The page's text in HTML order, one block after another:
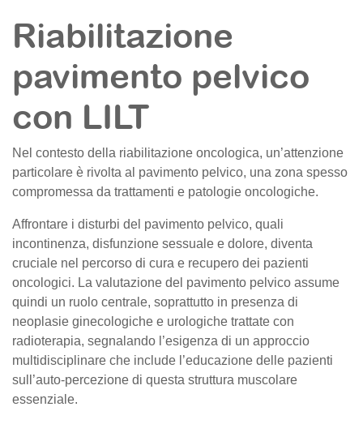
Riabilitazione
pavimento pelvico
con LILT
Nel contesto della riabilitazione oncologica, un’attenzione
particolare è rivolta al pavimento pelvico, una zona spesso
compromessa da trattamenti e patologie oncologiche.
Affrontare i disturbi del pavimento pelvico, quali
incontinenza, disfunzione sessuale e dolore, diventa
cruciale nel percorso di cura e recupero dei pazienti
oncologici. La valutazione del pavimento pelvico assume
quindi un ruolo centrale, soprattutto in presenza di
neoplasie ginecologiche e urologiche trattate con
radioterapia, segnalando l’esigenza di un approccio
multidisciplinare che include l’educazione delle pazienti
sull’auto-percezione di questa struttura muscolare
essenziale.